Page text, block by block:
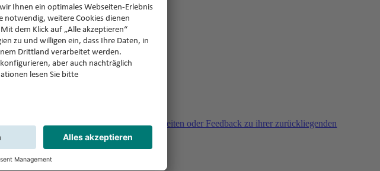
Sie haben Fragen, Unklarheiten oder Feedback zu ihrer zurückliegenden
Buchung?